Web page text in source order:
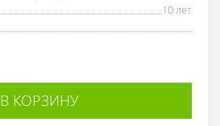
10 лет
В КОРЗИНУ